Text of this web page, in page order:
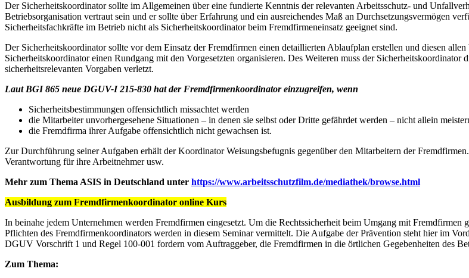
Der Sicherheitskoordinator sollte im Allgemeinen über eine fundierte Kenntnis der relevanten Arbeitsschutz- und
Betriebsorganisation vertraut sein und er sollte über Erfahrung und ein ausreichendes Maß an Durchsetzungsvermögen
Sicherheitsfachkräfte im Betrieb nicht als Sicherheitskoordinator beim Fremdfirmeneinsatz geeignet sind.
Der Sicherheitskoordinator sollte vor dem Einsatz der Fremdfirmen einen detaillierten Ablaufplan erstellen und diesen
Sicherheitskoordinator einen Rundgang mit den Vorgesetzten organisieren. Des Weiteren muss der
sicherheitsrelevanten Vorgaben verletzt.
Laut BGI 865 neue DGUV-I 215-830 hat der Fremdfirmenkoordinator einzugreifen, wenn
Sicherheitsbestimmungen offensichtlich missachtet werden
die Mitarbeiter unvorhergesehene Situationen – in denen sie selbst oder Dritte gefährdet werden – nicht allein
die Fremdfirma ihrer Aufgabe offensichtlich nicht gewachsen ist.
Zur Durchführung seiner Aufgaben erhält der Koordinator Weisungsbefugnis gegenüber den Mitarbeitern der
Verantwortung für ihre Arbeitnehmer usw.
Mehr zum Thema ASIS in Deutschland unter https://www.arbeitsschutzfilm.de/mediathek/browse.html
Ausbildung zum Fremdfirmenkoordinator online Kurs
In beinahe jedem Unternehmen werden Fremdfirmen eingesetzt. Um die Rechtssicherheit beim Umgang mit
Pflichten des Fremdfirmenkoordinators werden in diesem Seminar vermittelt. Die Aufgabe der Prävention steht hier im
DGUV Vorschrift 1 und Regel 100-001 fordern vom Auftraggeber, die Fremdfirmen in die örtlichen Gegebenheiten des
Zum Thema: